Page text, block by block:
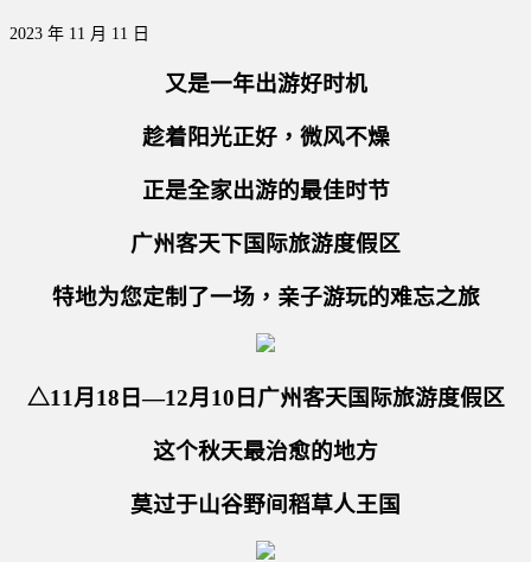
2023 年 11 月 11 日
又是一年出游好时机
趁着阳光正好，微风不燥
正是全家出游的最佳时节
广州客天下国际旅游度假区
特地为您定制了一场，亲子游玩的难忘之旅
△11月18日—12月10日广州客天国际旅游度假区
这个秋天最治愈的地方
莫过于山谷野间稻草人王国